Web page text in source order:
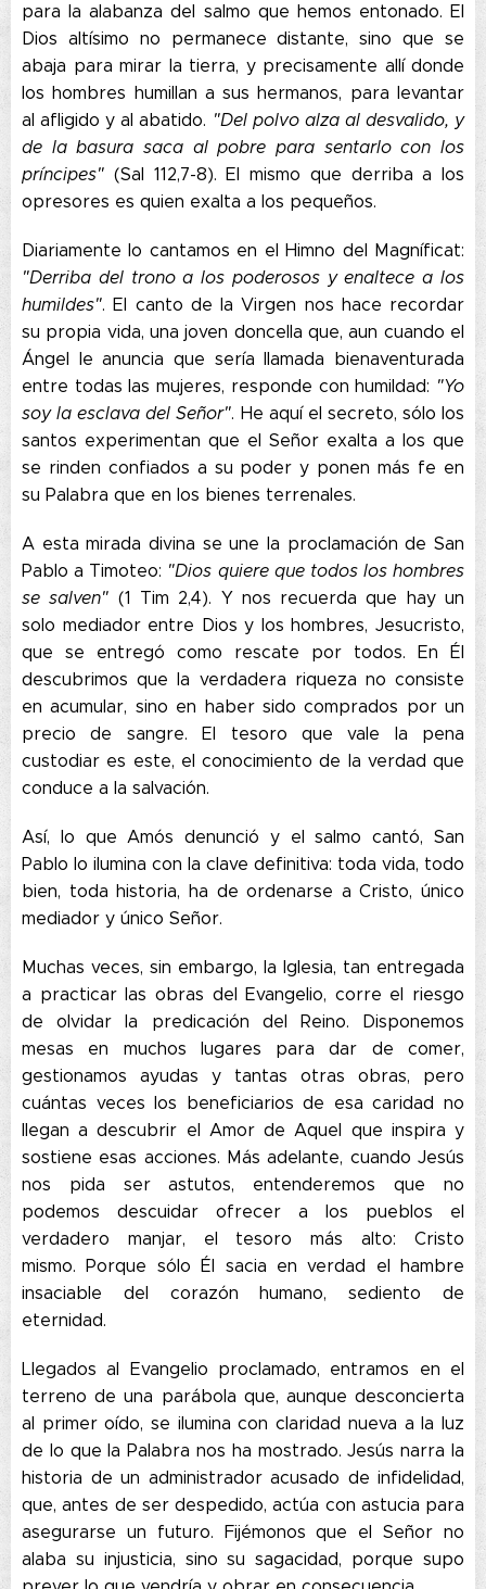
para la alabanza del salmo que hemos entonado. El
Dios altísimo no permanece distante, sino que se
abaja para mirar la tierra, y precisamente allí donde
los hombres humillan a sus hermanos, para levantar
al afligido y al abatido. "Del polvo alza al desvalido, y
de la basura saca al pobre para sentarlo con los
príncipes" (Sal 112,7-8). El mismo que derriba a los
opresores es quien exalta a los pequeños.
Diariamente lo cantamos en el Himno del Magníficat:
"Derriba del trono a los poderosos y enaltece a los
humildes". El canto de la Virgen nos hace recordar
su propia vida, una joven doncella que, aun cuando el
Ángel le anuncia que sería llamada bienaventurada
entre todas las mujeres, responde con humildad: "Yo
soy la esclava del Señor". He aquí el secreto, sólo los
santos experimentan que el Señor exalta a los que
se rinden confiados a su poder y ponen más fe en
su Palabra que en los bienes terrenales.
A esta mirada divina se une la proclamación de San
Pablo a Timoteo: "Dios quiere que todos los hombres
se salven" (1 Tim 2,4). Y nos recuerda que hay un
solo mediador entre Dios y los hombres, Jesucristo,
que se entregó como rescate por todos. En Él
descubrimos que la verdadera riqueza no consiste
en acumular, sino en haber sido comprados por un
precio de sangre. El tesoro que vale la pena
custodiar es este, el conocimiento de la verdad que
conduce a la salvación.
Así, lo que Amós denunció y el salmo cantó, San
Pablo lo ilumina con la clave definitiva: toda vida, todo
bien, toda historia, ha de ordenarse a Cristo, único
mediador y único Señor.
Muchas veces, sin embargo, la Iglesia, tan entregada
a practicar las obras del Evangelio, corre el riesgo
de olvidar la predicación del Reino. Disponemos
mesas en muchos lugares para dar de comer,
gestionamos ayudas y tantas otras obras, pero
cuántas veces los beneficiarios de esa caridad no
llegan a descubrir el Amor de Aquel que inspira y
sostiene esas acciones. Más adelante, cuando Jesús
nos pida ser astutos, entenderemos que no
podemos descuidar ofrecer a los pueblos el
verdadero manjar, el tesoro más alto: Cristo
mismo. Porque sólo Él sacia en verdad el hambre
insaciable del corazón humano, sediento de
eternidad.
Llegados al Evangelio proclamado, entramos en el
terreno de una parábola que, aunque desconcierta
al primer oído, se ilumina con claridad nueva a la luz
de lo que la Palabra nos ha mostrado. Jesús narra la
historia de un administrador acusado de infidelidad,
que, antes de ser despedido, actúa con astucia para
asegurarse un futuro. Fijémonos que el Señor no
alaba su injusticia, sino su sagacidad, porque supo